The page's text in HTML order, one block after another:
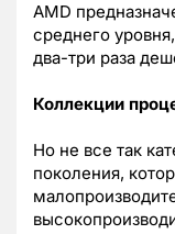
AMD
среднего
два-три раза
Коллекции
Но не все так
поколения,